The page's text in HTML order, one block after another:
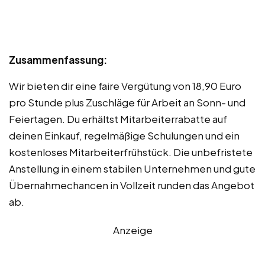
Zusammenfassung:
Wir bieten dir eine faire Vergütung von 18,90 Euro
pro Stunde plus Zuschläge für Arbeit an Sonn- und
Feiertagen. Du erhältst Mitarbeiterrabatte auf
deinen Einkauf, regelmäßige Schulungen und ein
kostenloses Mitarbeiterfrühstück. Die unbefristete
Anstellung in einem stabilen Unternehmen und gute
Übernahmechancen in Vollzeit runden das Angebot
ab.
Anzeige